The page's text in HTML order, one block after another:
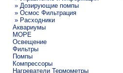
» Дозирующие помпы
» Осмос Фильтрация
» Расходники
Аквариумы
МОРЕ
Освещение
Фильтры
Помпы
Компрессоры
Нагреватели Термометры